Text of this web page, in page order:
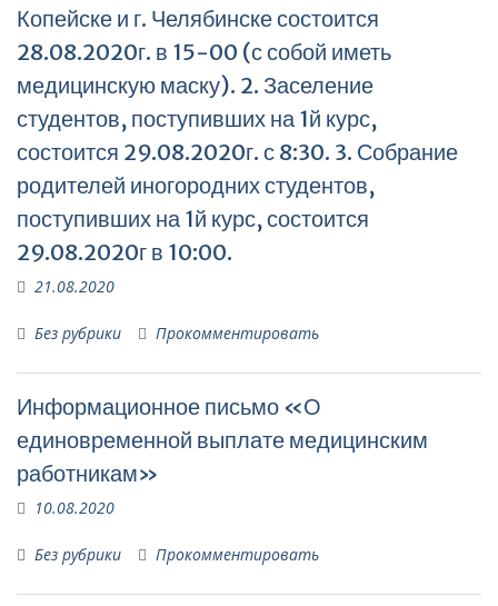
Копейске и г. Челябинске состоится
28.08.2020г. в 15-00 (с собой иметь
медицинскую маску). 2. Заселение
студентов, поступивших на 1й курс,
состоится 29.08.2020г. с 8:30. 3. Собрание
родителей иногородних студентов,
поступивших на 1й курс, состоится
29.08.2020г в 10:00.
21.08.2020
Без рубрики Прокомментировать
Информационное письмо «О
единовременной выплате медицинским
работникам»
10.08.2020
Без рубрики Прокомментировать